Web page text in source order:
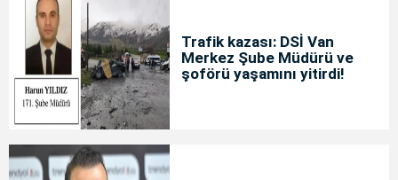
Trafik kazası: DSİ Van
Merkez Şube Müdürü ve
şoförü yaşamını yitirdi!